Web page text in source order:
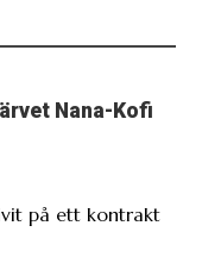
Nana-Kofi
på ett kontrakt